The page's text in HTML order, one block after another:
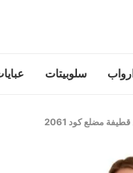
سلوبيتات
مضلع كود 2061